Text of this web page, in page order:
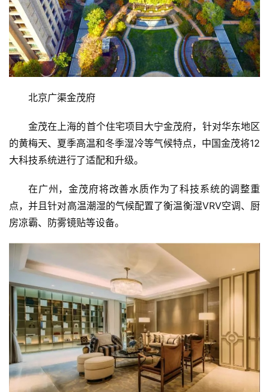
北京广渠金茂府
金茂在上海的首个住宅项目大宁金茂府，针对华东地区
的黄梅天、夏季高温和冬季湿冷等气候特点，中国金茂将12
大科技系统进行了适配和升级。
在广州，金茂府将改善水质作为了科技系统的调整重
点，并且针对高温潮湿的气候配置了衡温衡湿VRV空调、厨
房凉霸、防雾镜贴等设备。